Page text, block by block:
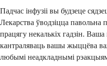
Падчас інфузіі вы будзеце
Лекарства ўводзіцца павольна
працягу некалькіх гадзін.
кантраляваць вашы жыццёва
любымі неадкладнымі